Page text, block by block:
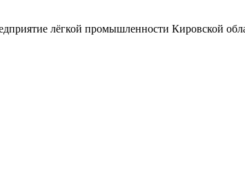
лёгкой промышленности Кировской